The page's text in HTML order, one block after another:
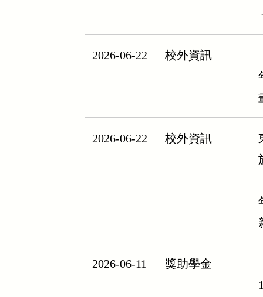
2026-06-22 校外資訊
2026-06-22 校外資訊
2026-06-11 獎助學金